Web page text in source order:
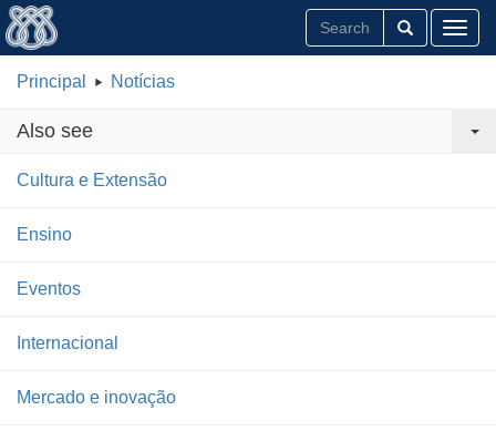
Principal Notícias
Also see
Cultura e Extensão
Ensino
Eventos
Internacional
Mercado e inovação